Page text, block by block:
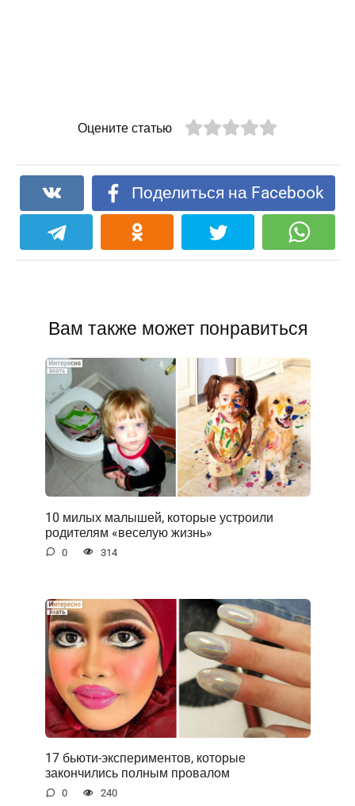
Оцените статью
Поделиться на Facebook
Вам также может понравиться
10 милых малышей, которые устроили
родителям «веселую жизнь»
0 314
17 бьюти-экспериментов, которые
закончились полным провалом
0 240